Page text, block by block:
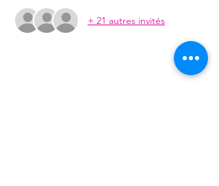
+ 21 autres invités